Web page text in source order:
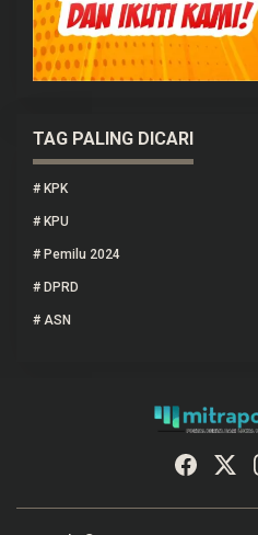
TAG PALING DICARI
# KPK
# KPU
# Pemilu 2024
# DPRD
# ASN